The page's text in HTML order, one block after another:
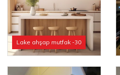
Lake ahşap mutfak -30